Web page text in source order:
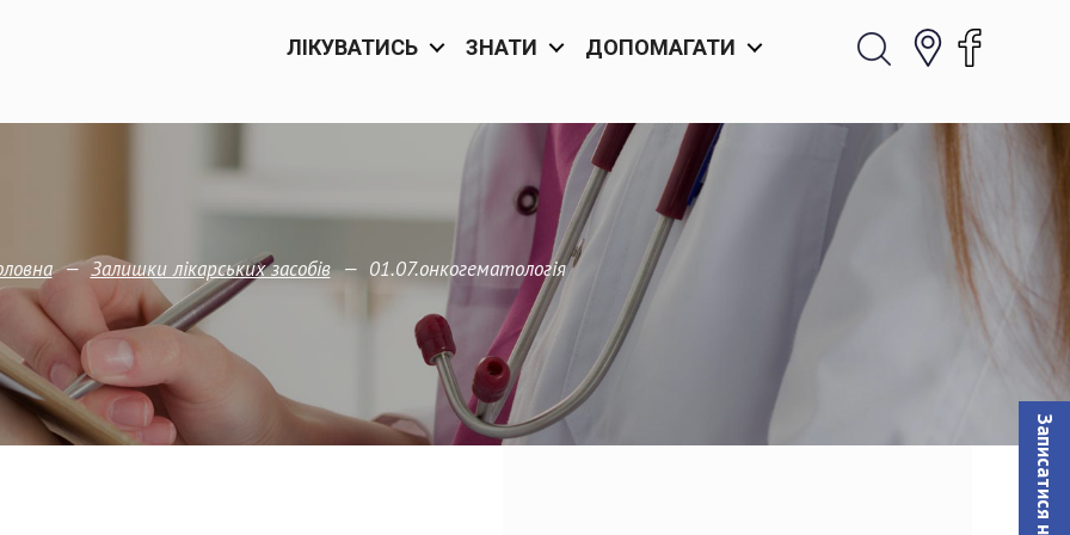
ЛІКУВАТИСЬ ЗНАТИ ДОПОМАГАТИ
— Залишки лікарських засобів — 01.07.онкогематологія